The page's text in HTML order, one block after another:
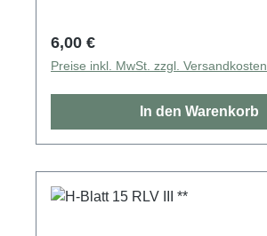
Regulärer Preis:
6,00 €
Preise inkl. MwSt. zzgl. Versandkosten
In den Warenkorb